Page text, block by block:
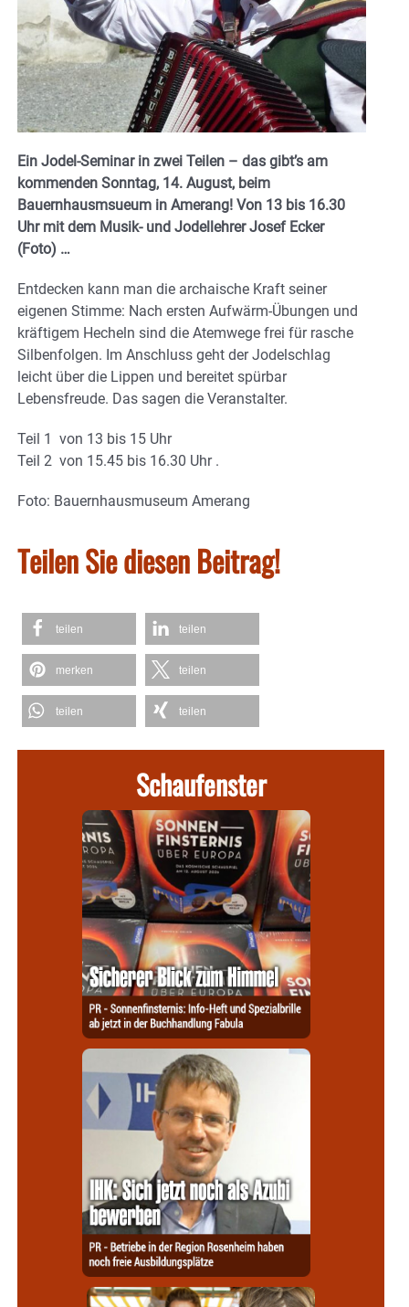
Ein Jodel-Seminar in zwei Teilen – das gibt’s am
kommenden Sonntag, 14. August, beim
Bauernhausmsueum in Amerang! Von 13 bis 16.30
Uhr mit dem Musik- und Jodellehrer Josef Ecker
(Foto) …
Entdecken kann man die archaische Kraft seiner
eigenen Stimme: Nach ersten Aufwärm-Übungen und
kräftigem Hecheln sind die Atemwege frei für rasche
Silbenfolgen. Im Anschluss geht der Jodelschlag
leicht über die Lippen und bereitet spürbar
Lebensfreude. Das sagen die Veranstalter.
Teil 1 von 13 bis 15 Uhr
Teil 2 von 15.45 bis 16.30 Uhr .
Foto: Bauernhausmuseum Amerang
Teilen Sie diesen Beitrag!
teilen teilen
merken teilen
teilen teilen
Schaufenster